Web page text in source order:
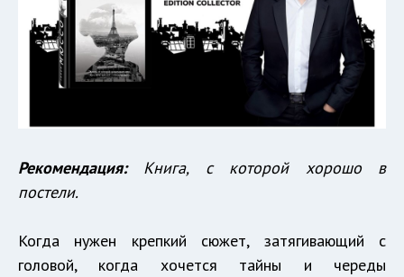
Рекомендация:Книга, с которой хорошо в
постели.
Когда нужен крепкий сюжет, затягивающий с
головой, когда хочется тайны и череды